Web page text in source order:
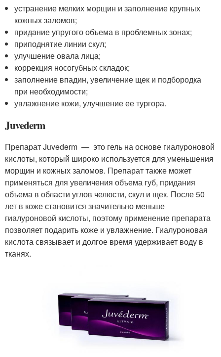
устранение мелких морщин и заполнение крупных
кожных заломов;
придание упругого объема в проблемных зонах;
приподнятие линии скул;
улучшение овала лица;
коррекция носогубных складок;
заполнение впадин, увеличение щек и подбородка
при необходимости;
увлажнение кожи, улучшение ее тургора.
Juvederm
Препарат Juvederm — это гель на основе гиалуроновой
кислоты, который широко используется для уменьшения
морщин и кожных заломов. Препарат также может
применяться для увеличения объема губ, придания
объема в области углов челюсти, скул и щек. После 50
лет в коже становится значительно меньше
гиалуроновой кислоты, поэтому применение препарата
позволяет подарить коже и увлажнение. Гиалуроновая
кислота связывает и долгое время удерживает воду в
тканях.